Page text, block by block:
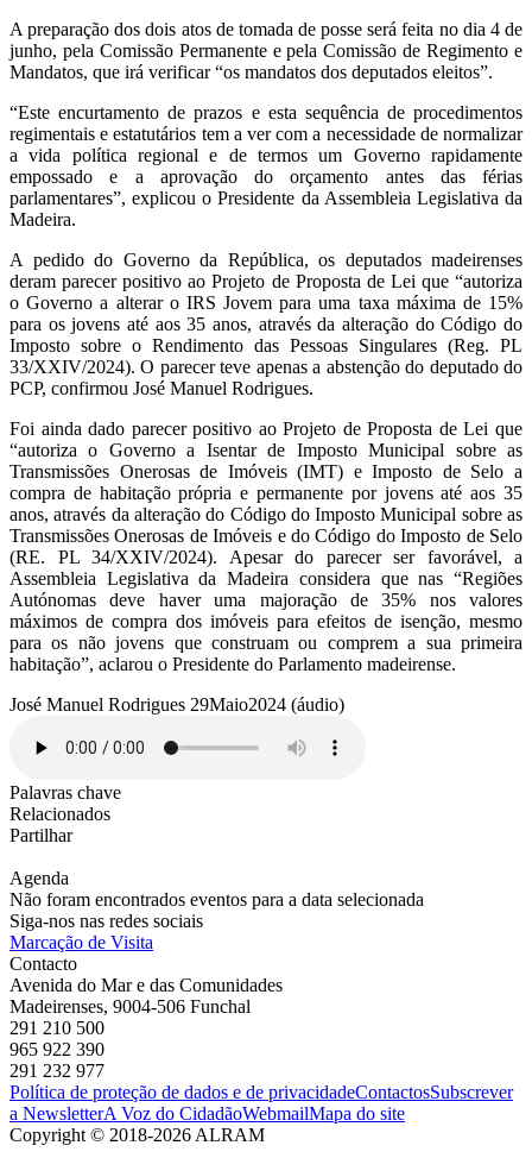
A preparação dos dois atos de tomada de posse será feita no dia 4 de
junho, pela Comissão Permanente e pela Comissão de Regimento e
Mandatos, que irá verificar “os mandatos dos deputados eleitos”.
“Este encurtamento de prazos e esta sequência de procedimentos
regimentais e estatutários tem a ver com a necessidade de normalizar
a vida política regional e de termos um Governo rapidamente
empossado e a aprovação do orçamento antes das férias
parlamentares”, explicou o Presidente da Assembleia Legislativa da
Madeira.
A pedido do Governo da República, os deputados madeirenses
deram parecer positivo ao Projeto de Proposta de Lei que “autoriza
o Governo a alterar o IRS Jovem para uma taxa máxima de 15%
para os jovens até aos 35 anos, através da alteração do Código do
Imposto sobre o Rendimento das Pessoas Singulares (Reg. PL
33/XXIV/2024). O parecer teve apenas a abstenção do deputado do
PCP, confirmou José Manuel Rodrigues.
Foi ainda dado parecer positivo ao Projeto de Proposta de Lei que
“autoriza o Governo a Isentar de Imposto Municipal sobre as
Transmissões Onerosas de Imóveis (IMT) e Imposto de Selo a
compra de habitação própria e permanente por jovens até aos 35
anos, através da alteração do Código do Imposto Municipal sobre as
Transmissões Onerosas de Imóveis e do Código do Imposto de Selo
(RE. PL 34/XXIV/2024). Apesar do parecer ser favorável, a
Assembleia Legislativa da Madeira considera que nas “Regiões
Autónomas deve haver uma majoração de 35% nos valores
máximos de compra dos imóveis para efeitos de isenção, mesmo
para os não jovens que construam ou comprem a sua primeira
habitação”, aclarou o Presidente do Parlamento madeirense.
José Manuel Rodrigues 29Maio2024 (áudio)
Palavras chave
Relacionados
Partilhar
Agenda
Não foram encontrados eventos para a data selecionada
Siga-nos nas redes sociais
Marcação de Visita
Contacto
Avenida do Mar e das Comunidades
Madeirenses, 9004-506 Funchal
291 210 500
965 922 390
291 232 977
Política de proteção de dados e de privacidadeContactosSubscrever
a NewsletterA Voz do CidadãoWebmailMapa do site
Copyright © 2018-2026 ALRAM